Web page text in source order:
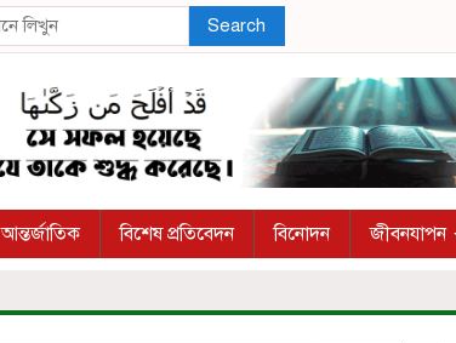
Search
আন্তর্জাতিক বিশেষ প্রতিবেদন বিনোদন জীবনযাপন